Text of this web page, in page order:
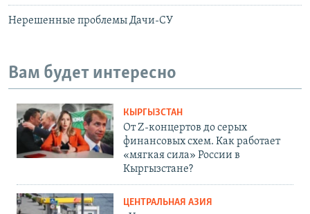
Нерешенные проблемы Дачи-СУ
Вам будет интересно
КЫРГЫЗСТАН
От Z-концертов до серых
финансовых схем. Как работает
«мягкая сила» России в
Кыргызстане?
ЦЕНТРАЛЬНАЯ АЗИЯ